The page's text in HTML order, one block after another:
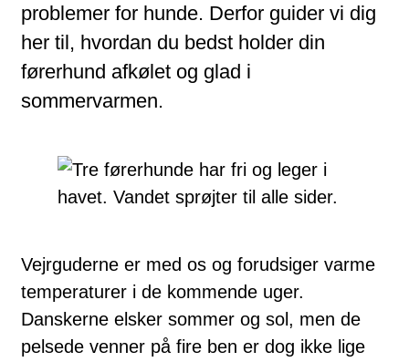
problemer for hunde. Derfor guider vi dig
her til, hvordan du bedst holder din
førerhund afkølet og glad i
sommervarmen.
Vejrguderne er med os og forudsiger varme
temperaturer i de kommende uger.
Danskerne elsker sommer og sol, men de
pelsede venner på fire ben er dog ikke lige